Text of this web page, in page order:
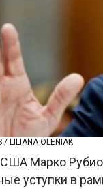
LILIANA OLENIAK
США Марко
уступки в